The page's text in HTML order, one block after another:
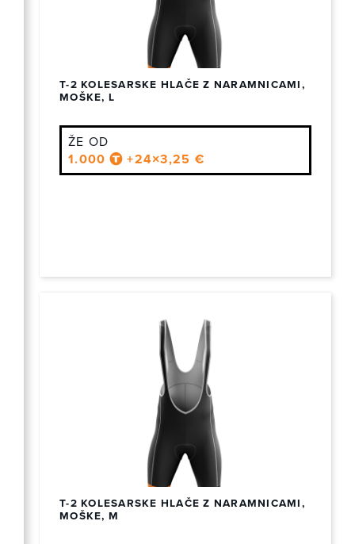
T-2 KOLESARSKE HLAČE Z NARAMNICAMI,
MOŠKE, L
ŽE OD
1.000
+24×3,25 €
T-2 KOLESARSKE HLAČE Z NARAMNICAMI,
MOŠKE, M